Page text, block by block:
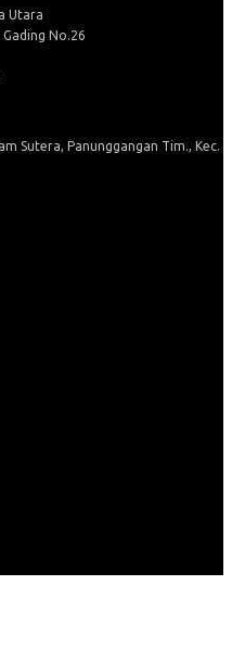
Utara
No.26
Sutera, Panunggangan Tim., Kec.